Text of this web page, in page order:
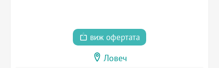
виж офертата
Ловеч